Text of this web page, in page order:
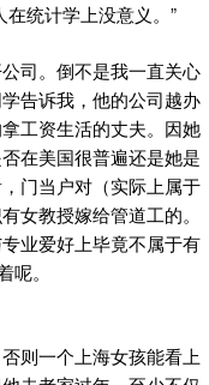
统计学上没意义。”
司。倒不是我一直关心
告诉我，他的公司越办
工资生活的丈夫。因她
在美国很普遍还是她是
门当户对（实际上属于
女教授嫁给管道工的。
业爱好上毕竟不属于有
。
则一个上海女孩能看上